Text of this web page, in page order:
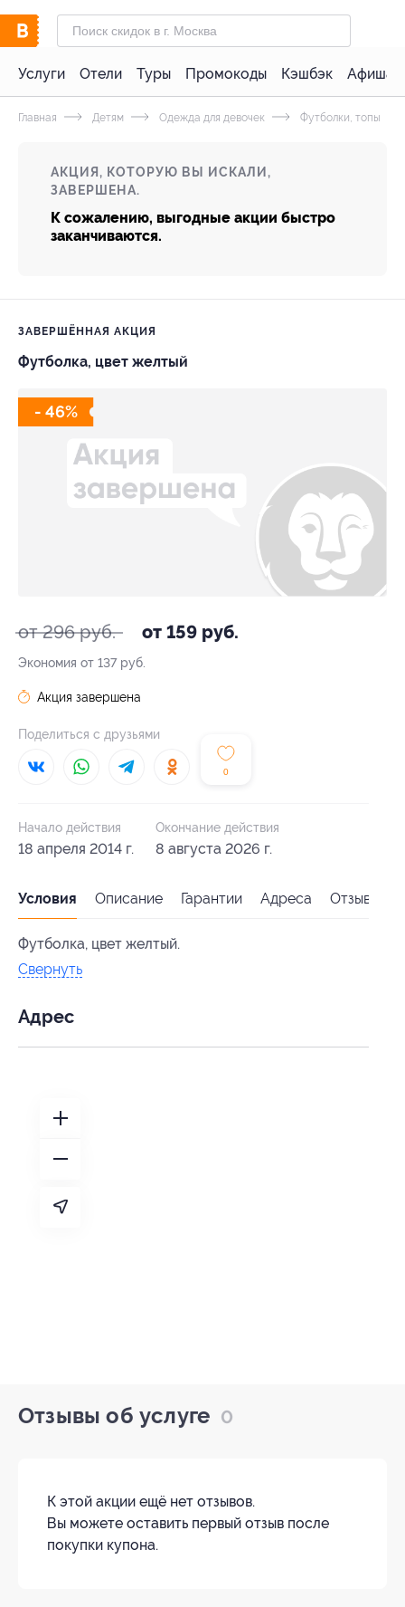
Услуги Отели Туры Промокоды Кэшбэк Афиша
Главная Детям Одежда для девочек Футболки, топы
АКЦИЯ, КОТОРУЮ ВЫ ИСКАЛИ,
ЗАВЕРШЕНА.
К сожалению, выгодные акции быстро
заканчиваются.
ЗАВЕРШЁННАЯ АКЦИЯ
Футболка, цвет желтый
- 46%
от 296 руб. от 159 руб.
Экономия от 137 руб.
0
Акция завершена
Поделиться с друзьями
Начало действия
18 апреля 2014 г.
Окончание действия
8 августа 2026 г.
Условия Описание Гарантии Адреса Отзывы
Футболка, цвет желтый.
Свернуть
Адрес
Отзывы об услуге 0
К этой акции ещё нет отзывов.
Вы можете оставить первый отзыв после
покупки купона.